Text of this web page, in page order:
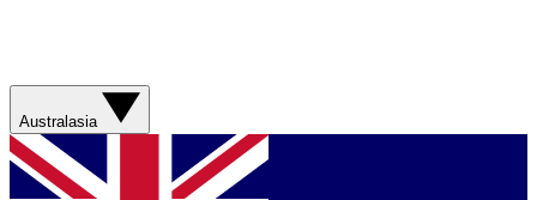
Australasia